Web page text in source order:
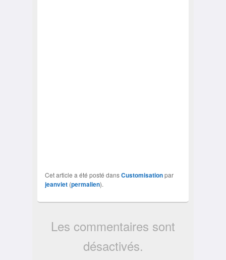
Cet article a été posté dansCustomisationpar
jeanviet(permalien).
Les commentaires sont
désactivés.